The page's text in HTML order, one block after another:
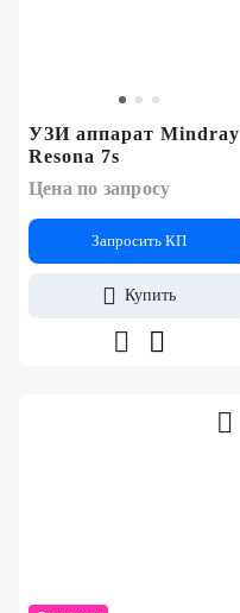
УЗИ аппарат Mindray
Resona 7s
Цена по запросу
Запросить КП
Купить